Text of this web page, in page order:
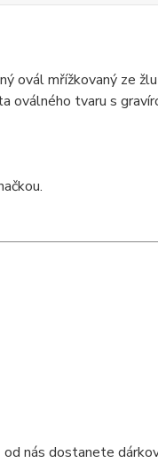
ovál mřížkovaný ze
oválného tvaru s
nás dostanete